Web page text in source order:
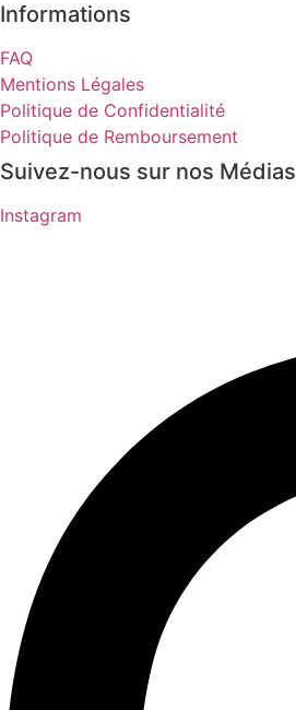
Informations
FAQ
Mentions Légales
Politique de Confidentialité
Politique de Remboursement
Suivez-nous sur nos Médias
Instagram